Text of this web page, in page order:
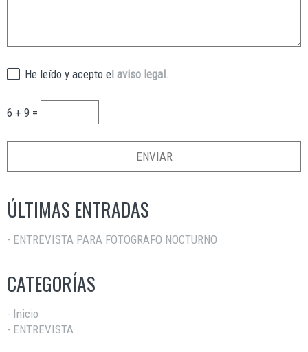
He leído y acepto el aviso legal.
6 + 9 =
ÚLTIMAS ENTRADAS
- ENTREVISTA PARA FOTOGRAFO NOCTURNO
CATEGORÍAS
- Inicio
- ENTREVISTA